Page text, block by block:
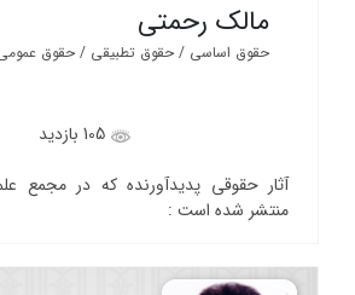
مالک رحمتی
حقوق اساسی / حقوق تطبیقی / حقوق
105 بازدید
آثار حقوقی پدیدآورنده که در مجمع
منتشر شده است :